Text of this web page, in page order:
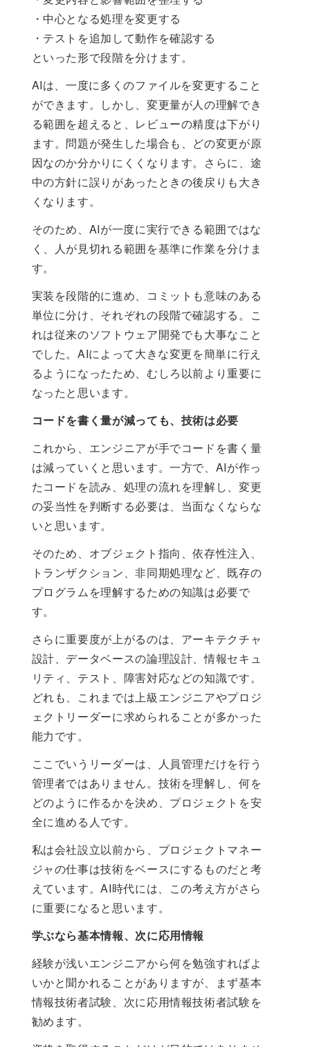
・中心となる処理を変更する
・テストを追加して動作を確認する
といった形で段階を分けます。
AIは、一度に多くのファイルを変更すること
ができます。しかし、変更量が人の理解でき
る範囲を超えると、レビューの精度は下がり
ます。問題が発生した場合も、どの変更が原
因なのか分かりにくくなります。さらに、途
中の方針に誤りがあったときの後戻りも大き
くなります。
そのため、AIが一度に実行できる範囲ではな
く、人が見切れる範囲を基準に作業を分けま
す。
実装を段階的に進め、コミットも意味のある
単位に分け、それぞれの段階で確認する。こ
れは従来のソフトウェア開発でも大事なこと
でした。AIによって大きな変更を簡単に行え
るようになったため、むしろ以前より重要に
なったと思います。
コードを書く量が減っても、技術は必要
これから、エンジニアが手でコードを書く量
は減っていくと思います。一方で、AIが作っ
たコードを読み、処理の流れを理解し、変更
の妥当性を判断する必要は、当面なくならな
いと思います。
そのため、オブジェクト指向、依存性注入、
トランザクション、非同期処理など、既存の
プログラムを理解するための知識は必要で
す。
さらに重要度が上がるのは、アーキテクチャ
設計、データベースの論理設計、情報セキュ
リティ、テスト、障害対応などの知識です。
どれも、これまでは上級エンジニアやプロジ
ェクトリーダーに求められることが多かった
能力です。
ここでいうリーダーは、人員管理だけを行う
管理者ではありません。技術を理解し、何を
どのように作るかを決め、プロジェクトを安
全に進める人です。
私は会社設立以前から、プロジェクトマネー
ジャの仕事は技術をベースにするものだと考
えています。AI時代には、この考え方がさら
に重要になると思います。
学ぶなら基本情報、次に応用情報
経験が浅いエンジニアから何を勉強すればよ
いかと聞かれることがありますが、まず基本
情報技術者試験、次に応用情報技術者試験を
勧めます。